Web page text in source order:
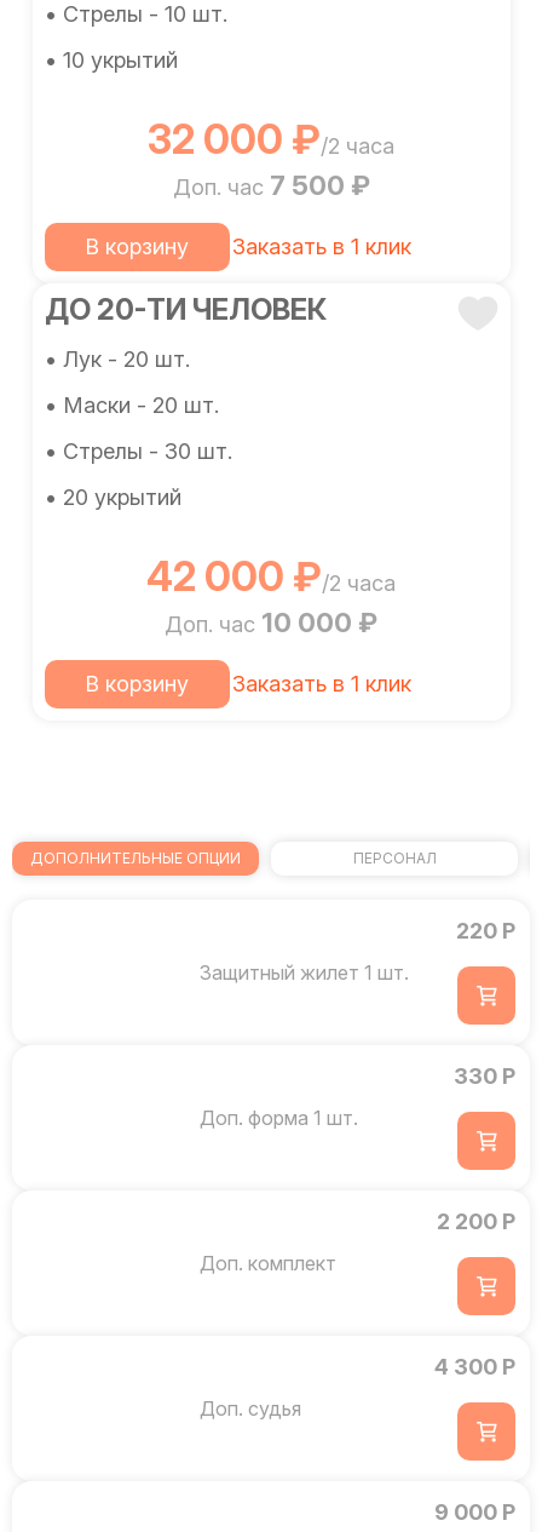
• Стрелы - 10 шт.
• 10 укрытий
32 000 ₽/2 часа
Доп. час 7 500 ₽
В корзину Заказать в 1 клик
ДО 20-ТИ ЧЕЛОВЕК
• Лук - 20 шт.
• Маски - 20 шт.
• Стрелы - 30 шт.
• 20 укрытий
42 000 ₽/2 часа
Доп. час 10 000 ₽
В корзину Заказать в 1 клик
ДОПОЛНИТЕЛЬНЫЕ ОПЦИИ ПЕРСОНАЛ
Защитный жилет 1 шт.
220 Р
Доп. форма 1 шт.
330 Р
Доп. комплект
2 200 Р
Доп. судья
4 300 Р
9 000 Р